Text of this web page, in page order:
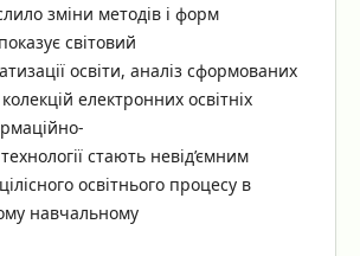
зміни методів і форм
світовий
освіти, аналіз сформованих
електронних освітніх
стають невід’ємним
освітнього процесу в
навчальному